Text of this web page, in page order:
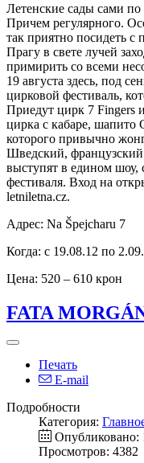
Летенские сады сами
Причем регулярного.
так приятно посидеть с
Прагу в свете лучей
примирить со всеми
19 августа здесь, под
цирковой фестиваль,
Приедут цирк 7 Fingers
цирка с кабаре, шапито
которого привычно
Шведский,
выступят в едином шоу,
фестиваля. Вход на
letniletna.cz.
Адрес: Na Špejcharu 7
Когда: с 19.08.12 по
Цена: 520 – 610 крон
FATA
Печать
E-mail
Подробности
Категория:
Опубликовано:
Просмотров: 4382